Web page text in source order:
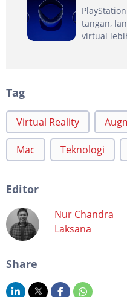
tangan,
virtual
Tag
Virtual Reality
Mac Teknologi
Editor
Nur Chandra
Laksana
Share